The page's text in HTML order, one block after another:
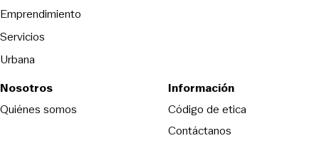
Emprendimiento
Servicios
Urbana
Nosotros
Quiénes somos
Información
Código de eticaOpens in new
Contáctanos